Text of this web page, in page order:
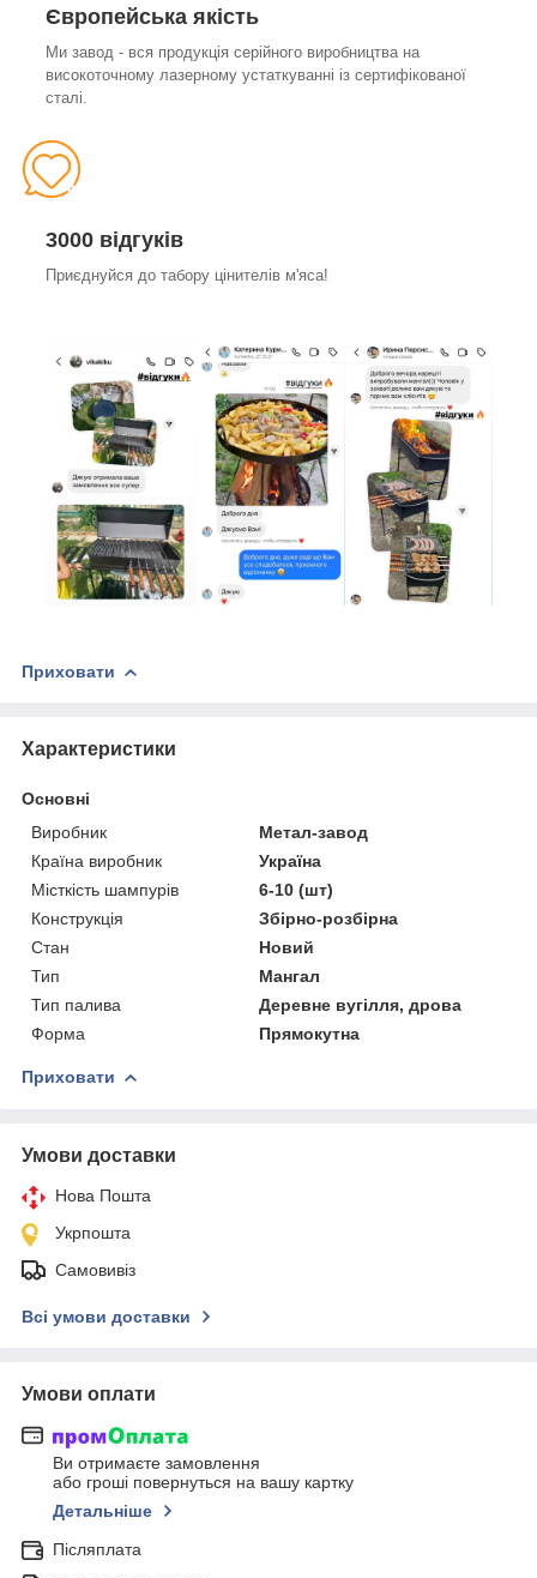
Європейська якість
Ми завод - вся продукція серійного виробництва на
високоточному лазерному устаткуванні із сертифікованої
сталі.
3000 відгуків
Приєднуйся до табору цінителів м'яса!
Приховати
Характеристики
Основні
Виробник
Метал-завод
Країна виробник
Україна
Місткість шампурів
6-10 (шт)
Конструкція
Збірно-розбірна
Стан
Новий
Тип
Мангал
Тип палива
Деревне вугілля, дрова
Форма
Прямокутна
Приховати
Умови доставки
Нова Пошта
Укрпошта
Самовивіз
Всі умови доставки
Умови оплати
Ви отримаєте замовлення
або гроші повернуться на вашу картку
Детальніше
Післяплата